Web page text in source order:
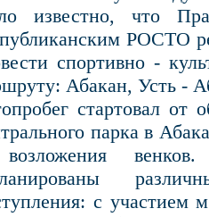
известно, что
РОСТО
спортивно -
Абакан, Усть -
стартовал от
парка в
с участием